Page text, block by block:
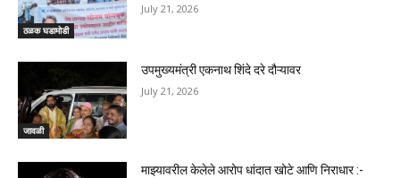
ठळक घडामोडी
July 21, 2026
जावळी
उपमुख्यमंत्री एकनाथ शिंदे दरे दौऱ्यावर
July 21, 2026
माझ्यावरील केलेले आरोप धांदात खोटे आणि निराधार :-